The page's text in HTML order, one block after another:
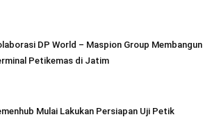
DP World – Maspion Group Membangun
Petikemas di Jatim
Mulai Lakukan Persiapan Uji Petik